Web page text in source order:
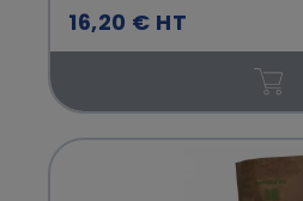
16,20 € HT